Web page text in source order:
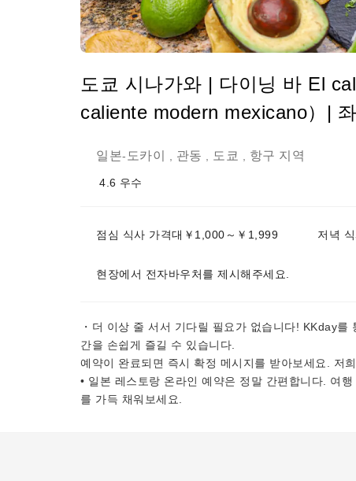
도쿄 시나가와 | 다이닝 바 El
caliente modern mexicano）|
일본- 도카이 관동 도쿄 항구 지역
4.6 우수
점심 식사 가격대￥1,000～￥1,999 저녁
현장에서 전자바우처를 제시해주세요.
・더 이상 줄 서서 기다릴 필요가 없습니다! KKday
간을 손쉽게 즐길 수 있습니다.
예약이 완료되면 즉시 확정 메시지를 받아보세요. 저
• 일본 레스토랑 온라인 예약은 정말 간편합니다. 여
를 가득 채워보세요.